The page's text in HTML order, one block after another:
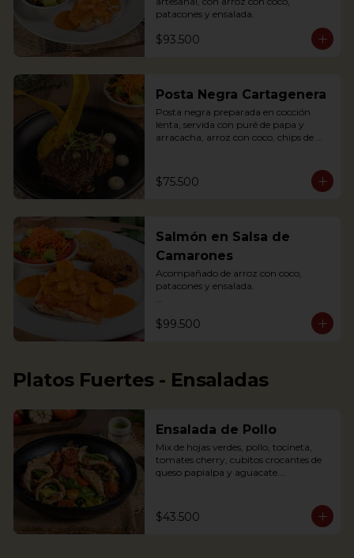
patacones y ensalada.
$93.500
Posta Negra Cartagenera
Posta negra preparada en cocción
lenta, servida con puré de papa y
arracacha, arroz con coco, chips de
served with mashed potatoes and
arracacha, rice with coconut, plantain
$75.500
Salmón en Salsa de
Camarones
Acompañado de arroz con coco,
patacones y ensalada.
Nota: la salsa de este plato cambió a la
de la foto, de tener crema de leche a
Salmon in shrimp sauce accompanied
$99.500
Platos Fuertes - Ensaladas
Ensalada de Pollo
Mix de hojas verdes, pollo, tocineta,
tomates cherry, cubitos crocantes de
queso papialpa y aguacate.
papialpa cheese and avocado.
$43.500